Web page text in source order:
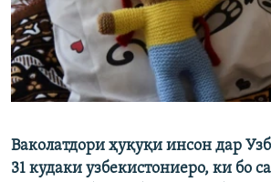
Ваколатдори ҳуқуқи инсон дар
31 кудаки узбекистониеро, ки бо